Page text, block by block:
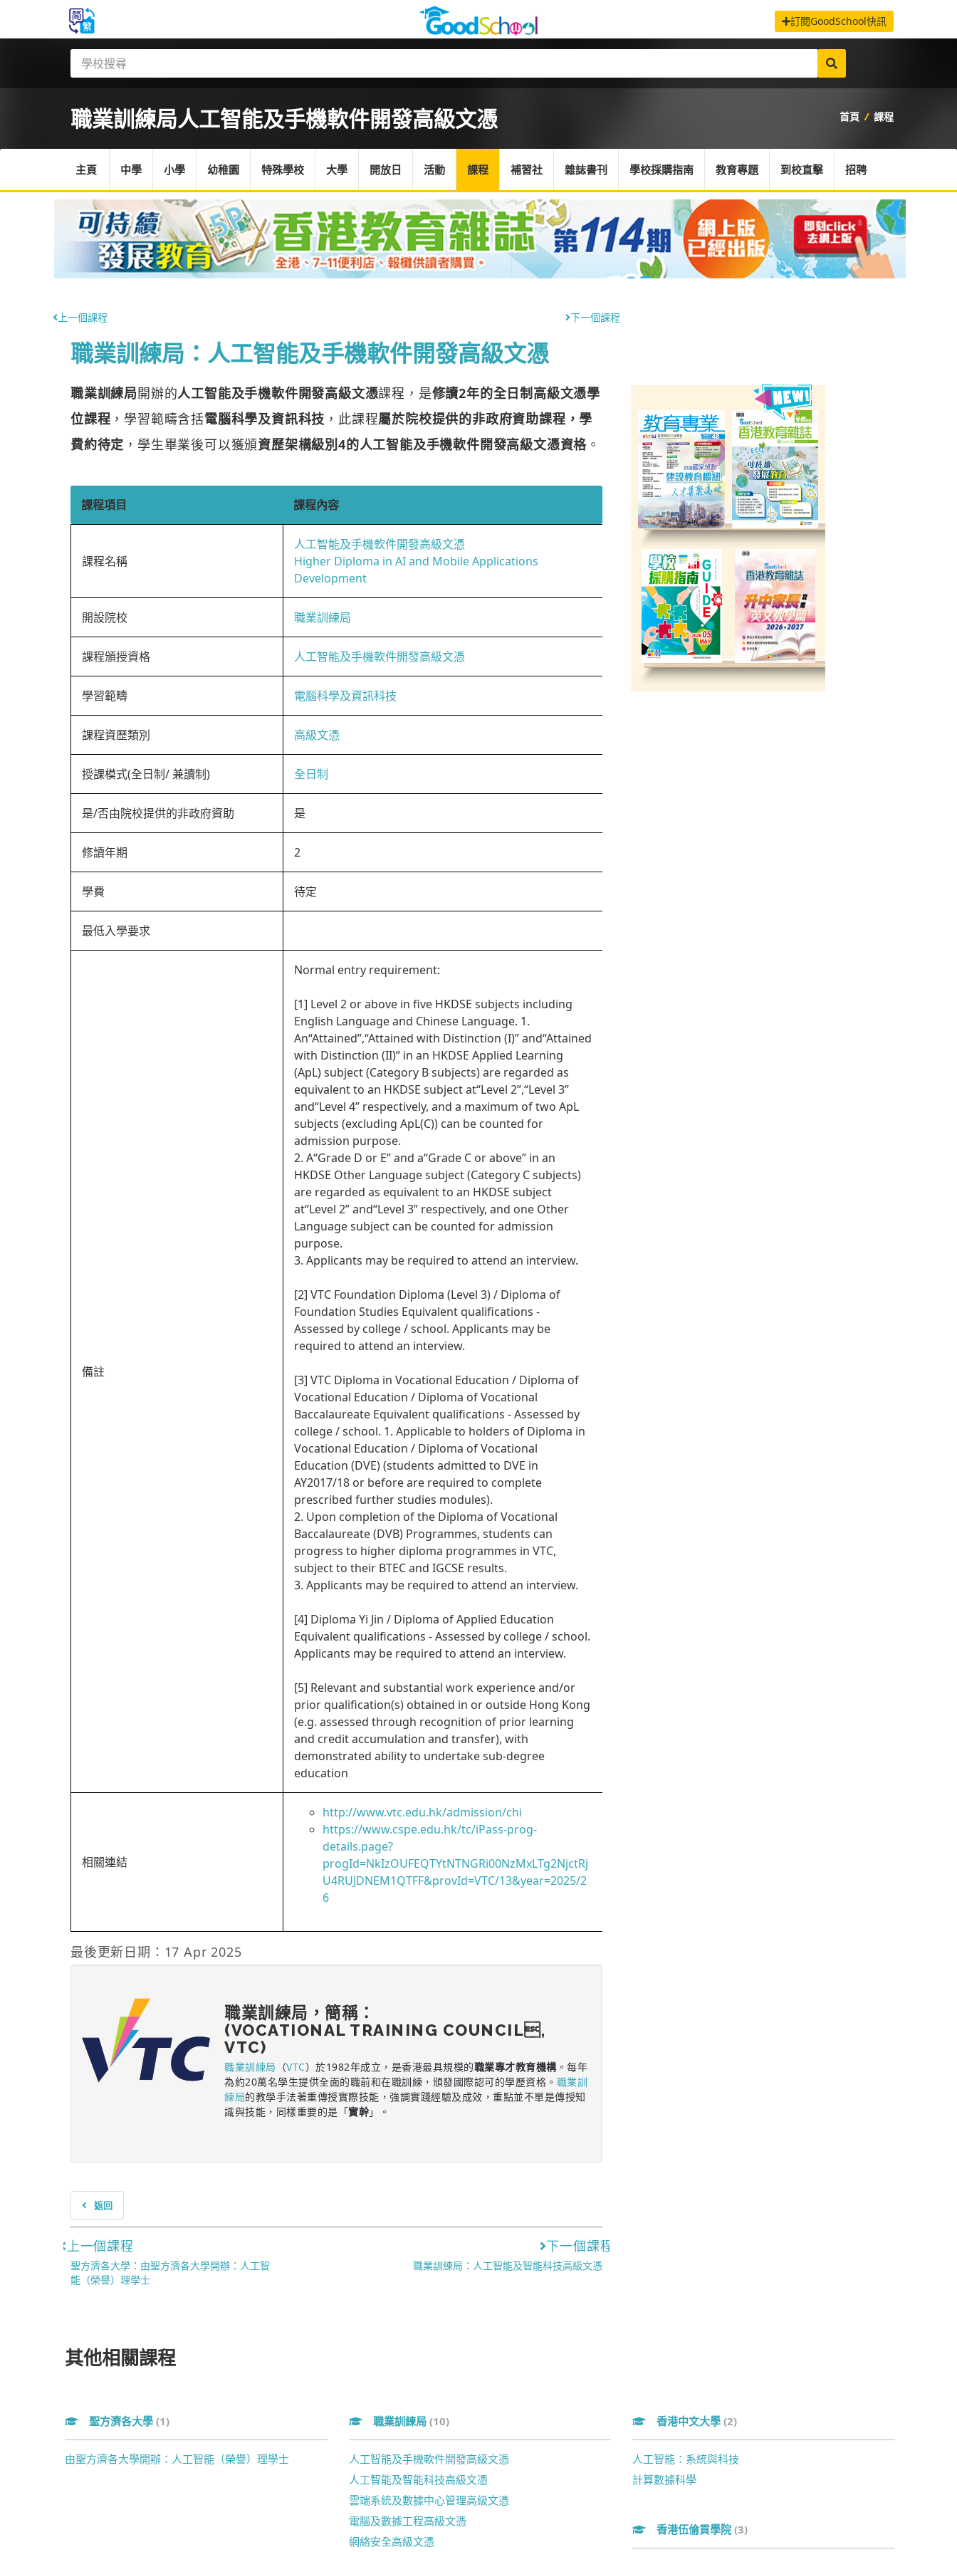
訂閱GoodSchool快訊
職業訓練局人工智能及手機軟件開發高級文憑 首頁 / 課程
主頁 中學 小學 幼稚園 特殊學校 大學 開放日 活動 課程 補習社 雜誌書刊 學校採購指南 教育專題 到校直擊 招聘
上一個課程 下一個課程
職業訓練局：人工智能及手機軟件開發高級文憑
職業訓練局開辦的人工智能及手機軟件開發高級文憑課程，是修讀2年的全日制高級文憑學
位課程 ，學習範疇含括電腦科學及資訊科技 ，此課程屬於院校提供的非政府資助課程，學
費約待定 ，學生畢業後可以獲頒資歷架構級別4的人工智能及手機軟件開發高級文憑資格 。
課程項目 課程內容
課程名稱
人工智能及手機軟件開發高級文憑
Higher Diploma in AI and Mobile Applications
Development
開設院校 職業訓練局
課程頒授資格 人工智能及手機軟件開發高級文憑
學習範疇 電腦科學及資訊科技
課程資歷類別 高級文憑
授課模式(全日制/ 兼讀制) 全日制
是/否由院校提供的非政府資助 是
修讀年期 2
學費 待定
最低入學要求
備註
Normal entry requirement:
[1] Level 2 or above in five HKDSE subjects including
English Language and Chinese Language. 1.
An“Attained”,“Attained with Distinction (I)” and“Attained
with Distinction (II)” in an HKDSE Applied Learning
(ApL) subject (Category B subjects) are regarded as
equivalent to an HKDSE subject at“Level 2”,“Level 3”
and“Level 4” respectively, and a maximum of two ApL
subjects (excluding ApL(C)) can be counted for
admission purpose.
2. A“Grade D or E” and a“Grade C or above” in an
HKDSE Other Language subject (Category C subjects)
are regarded as equivalent to an HKDSE subject
at“Level 2” and“Level 3” respectively, and one Other
Language subject can be counted for admission
purpose.
3. Applicants may be required to attend an interview.
[2] VTC Foundation Diploma (Level 3) / Diploma of
Foundation Studies Equivalent qualifications -
Assessed by college / school. Applicants may be
required to attend an interview.
[3] VTC Diploma in Vocational Education / Diploma of
Vocational Education / Diploma of Vocational
Baccalaureate Equivalent qualifications - Assessed by
college / school. 1. Applicable to holders of Diploma in
Vocational Education / Diploma of Vocational
Education (DVE) (students admitted to DVE in
AY2017/18 or before are required to complete
prescribed further studies modules).
2. Upon completion of the Diploma of Vocational
Baccalaureate (DVB) Programmes, students can
progress to higher diploma programmes in VTC,
subject to their BTEC and IGCSE results.
3. Applicants may be required to attend an interview.
[4] Diploma Yi Jin / Diploma of Applied Education
Equivalent qualifications - Assessed by college / school.
Applicants may be required to attend an interview.
[5] Relevant and substantial work experience and/or
prior qualification(s) obtained in or outside Hong Kong
(e.g. assessed through recognition of prior learning
and credit accumulation and transfer), with
demonstrated ability to undertake sub-degree
education
相關連結
http://www.vtc.edu.hk/admission/chi
https://www.cspe.edu.hk/tc/iPass-prog-
details.page?
progId=NkIzOUFEQTYtNTNGRi00NzMxLTg2NjctRj
U4RUJDNEM1QTFF&provId=VTC/13&year=2025/2
6
最後更新日期：17 Apr 2025
職業訓練局，簡稱：
(VOCATIONAL TRAINING COUNCIL,
VTC)
職業訓練局 （VTC）於1982年成立，是香港最具規模的職業專才教育機構。每年
為約20萬名學生提供全面的職前和在職訓練，頒發國際認可的學歷資格。 職業訓
練局的教學手法著重傳授實際技能，強調實踐經驗及成效，重點並不單是傳授知
識與技能，同樣重要的是「實幹」。
返回
上一個課程
聖方濟各大學：由聖方濟各大學開辦：人工智
能（榮譽）理學士
下一個課程
職業訓練局：人工智能及智能科技高級文憑
其他相關課程
聖方濟各大學 (1)
由聖方濟各大學開辦：人工智能（榮譽）理學士
職業訓練局 (10)
人工智能及手機軟件開發高級文憑
人工智能及智能科技高級文憑
雲端系統及數據中心管理高級文憑
電腦及數據工程高級文憑
網絡安全高級文憑
香港中文大學(2)
人工智能：系統與科技
計算數據科學
香港伍倫貢學院(3)